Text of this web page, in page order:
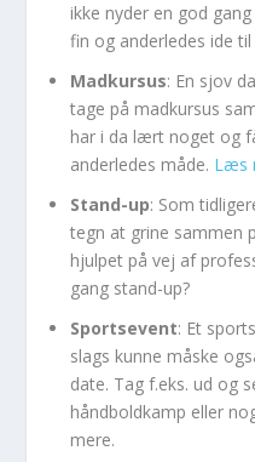
ikke nyder en god
fin og anderledes ide
Madkursus: En sjov
tage på madkursus
har i da lært noget og
anderledes måde. Læs
Stand-up: Som
tegn at grine sammen
hjulpet på vej af
gang stand-up?
Sportsevent: Et
slags kunne måske
date. Tag f.eks. ud og
håndboldkamp eller
mere.